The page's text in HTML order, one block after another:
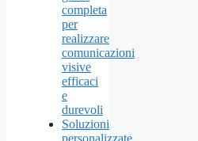
completa
per
realizzare
comunicazioni
visive
efficaci
e
durevoli
Soluzioni
personalizzate